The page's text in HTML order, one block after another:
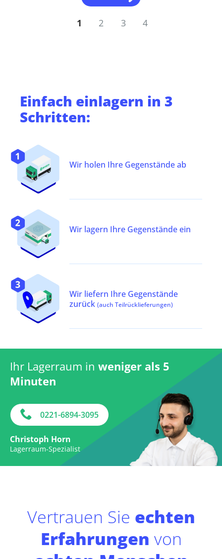
1 2 3 4
Einfach einlagern in 3
Schritten:
Wir holen Ihre Gegenstände ab
Wir lagern Ihre Gegenstände ein
Wir liefern Ihre Gegenstände
zurück (auch Teilrücklieferungen)
Ihr Lagerraum in weniger als 5
Minuten
0221-6894-3095
Christoph Horn
Lagerraum-Spezialist
Vertrauen Sie echten
Erfahrungen von